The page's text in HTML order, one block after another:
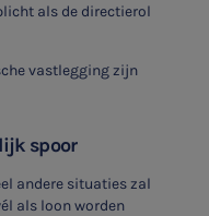
als de directierol
vastlegging zijn
spoor
andere situaties zal
als loon worden